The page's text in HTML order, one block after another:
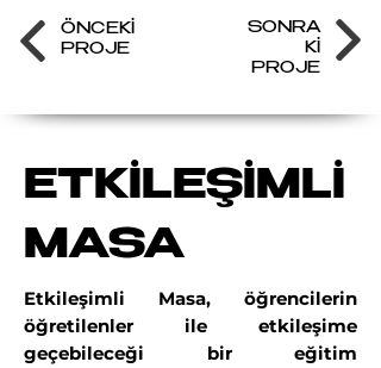
ÖNCEKİ
PROJE
SONRA
Kİ
PROJE
ETKİLEŞİMLİ
MASA
Etkileşimli Masa, öğrencilerin
öğretilenler ile etkileşime
geçebileceği bir eğitim